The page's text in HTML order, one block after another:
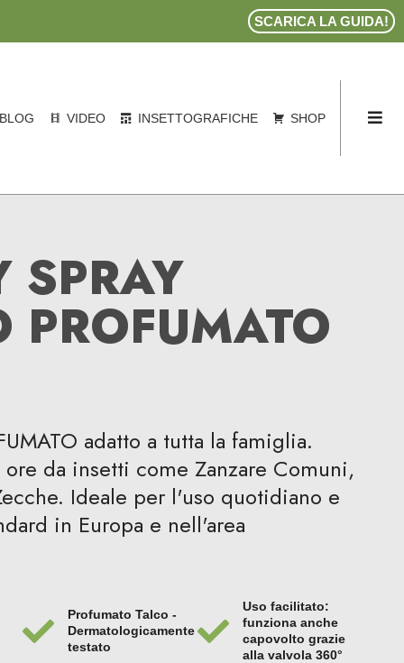
SCARICA LA GUIDA!
VIDEO INSETTOGRAFICHE SHOP
SPRAY
PROFUMATO
adatto a tutta la famiglia.
da insetti come Zanzare Comuni,
Ideale per l'uso quotidiano e
in Europa e nell'area
Profumato Talco -
Dermatologicamente
testato
Uso facilitato:
funziona anche
capovolto grazie
alla valvola 360°